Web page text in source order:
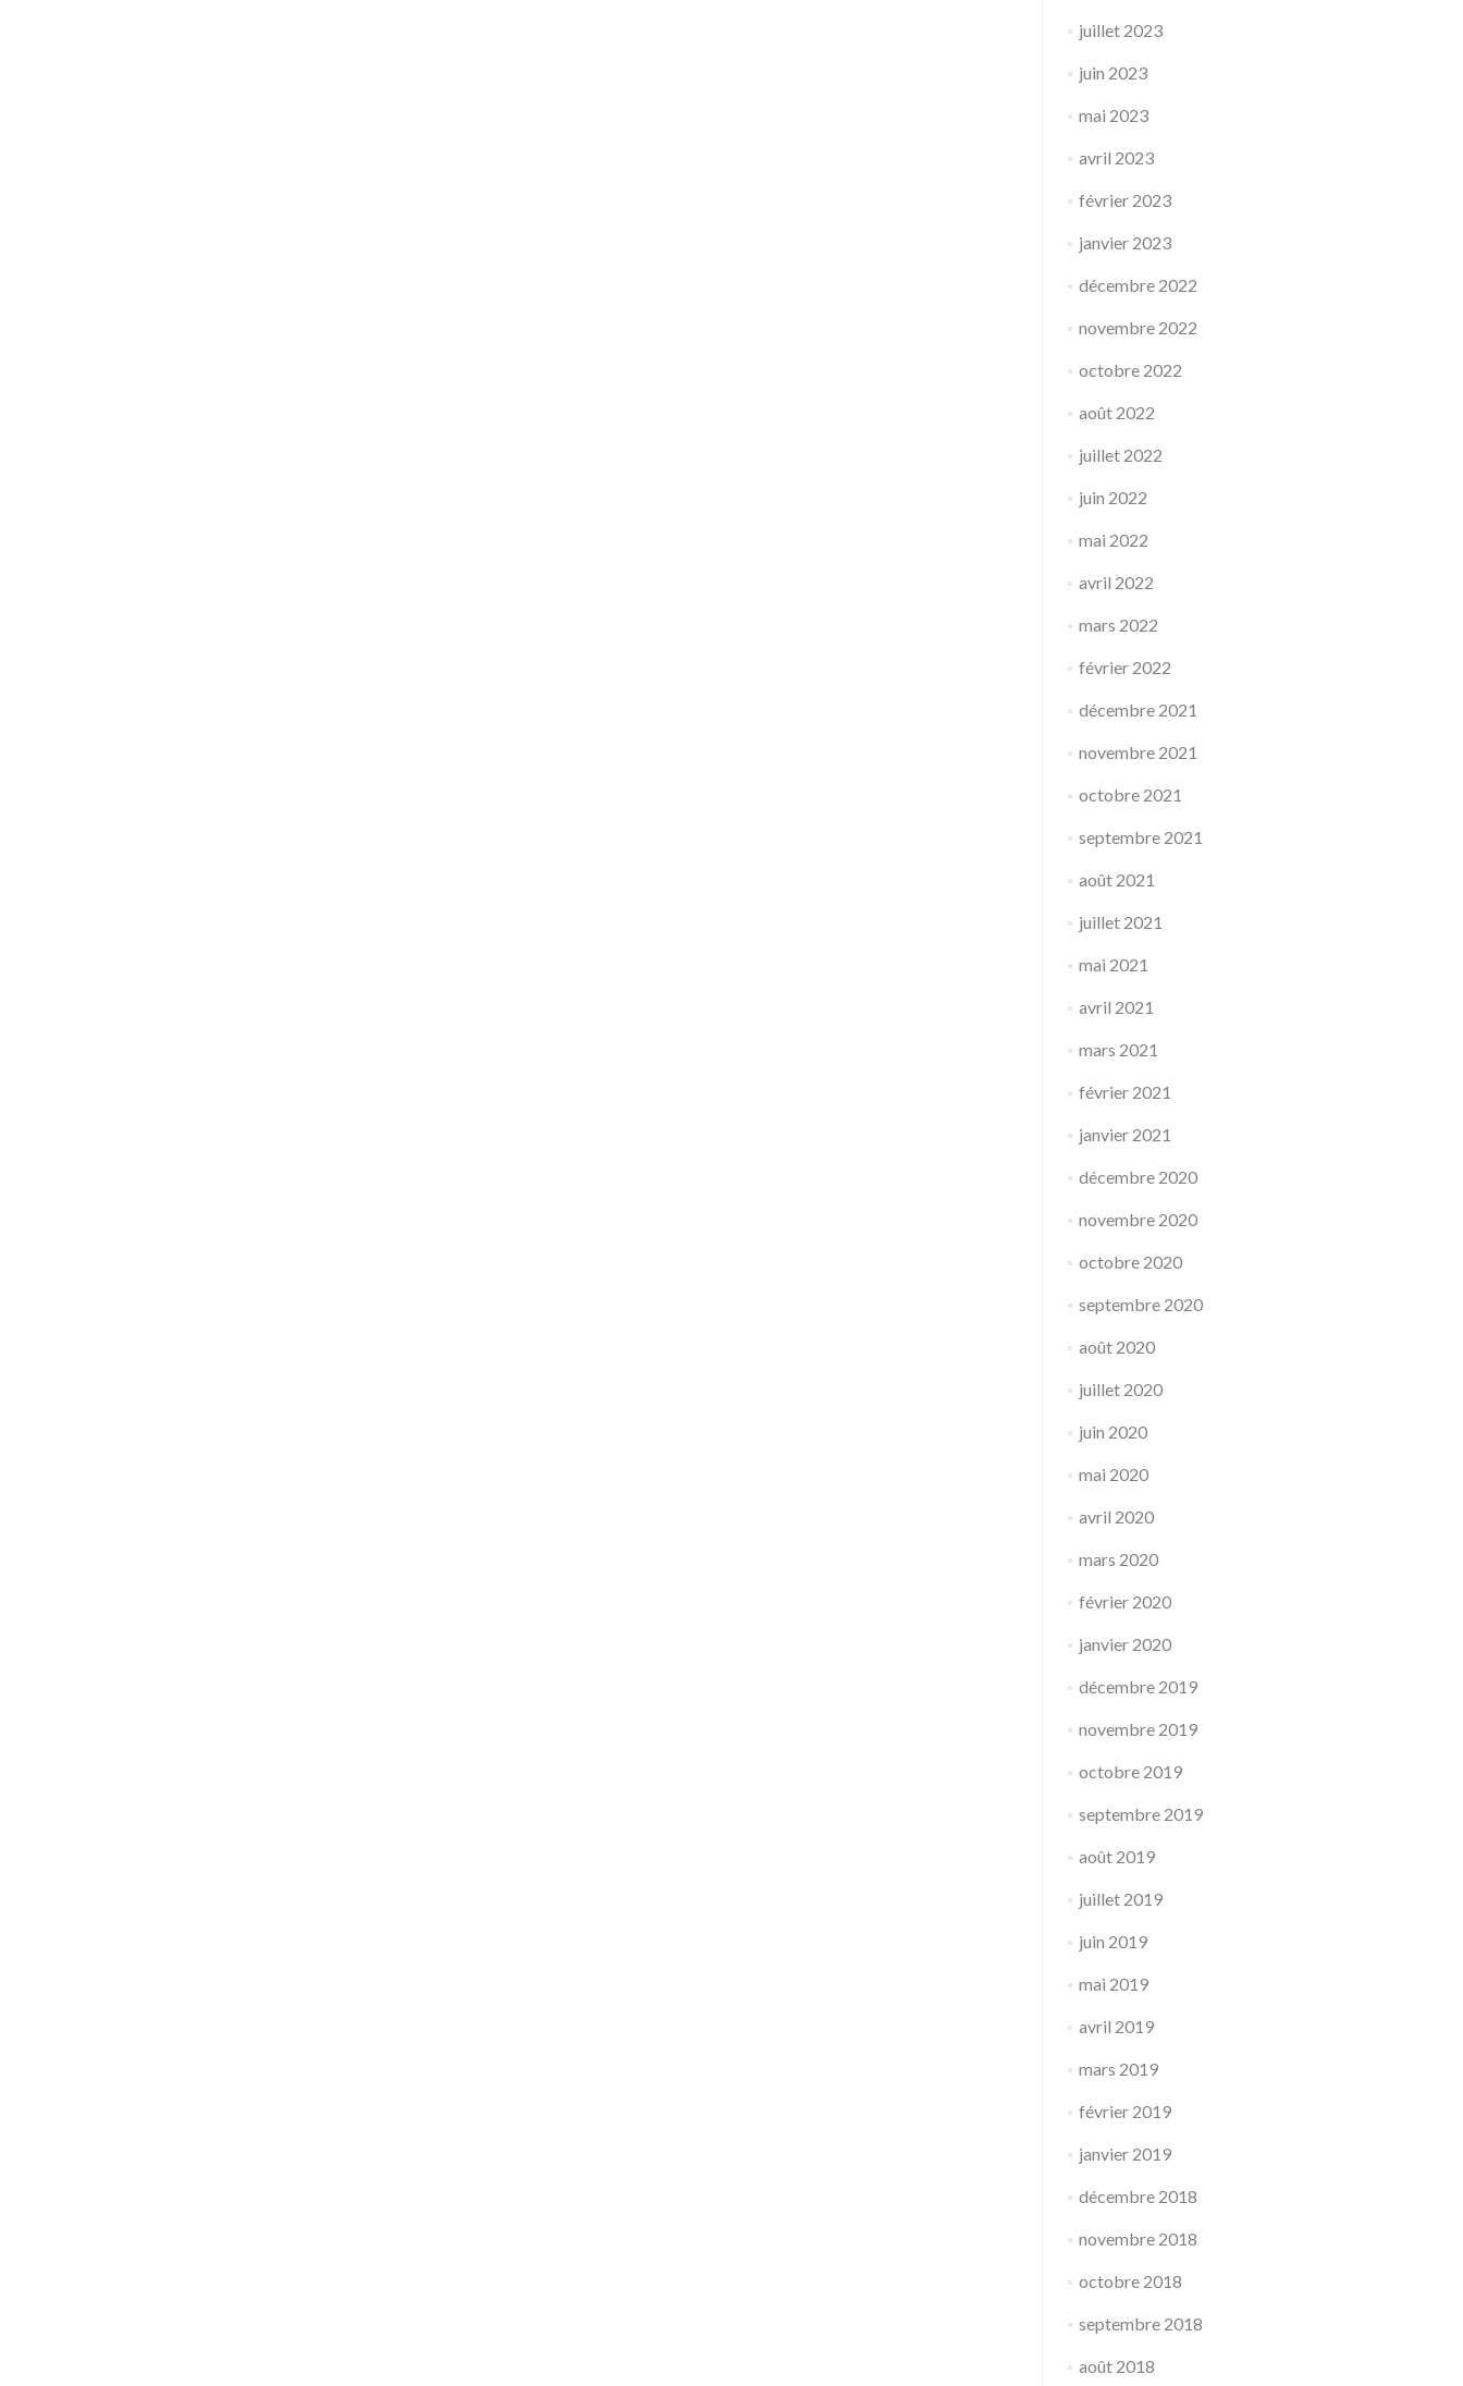
juillet 2023
juin 2023
mai 2023
avril 2023
février 2023
janvier 2023
décembre 2022
novembre 2022
octobre 2022
août 2022
juillet 2022
juin 2022
mai 2022
avril 2022
mars 2022
février 2022
décembre 2021
novembre 2021
octobre 2021
septembre 2021
août 2021
juillet 2021
mai 2021
avril 2021
mars 2021
février 2021
janvier 2021
décembre 2020
novembre 2020
octobre 2020
septembre 2020
août 2020
juillet 2020
juin 2020
mai 2020
avril 2020
mars 2020
février 2020
janvier 2020
décembre 2019
novembre 2019
octobre 2019
septembre 2019
août 2019
juillet 2019
juin 2019
mai 2019
avril 2019
mars 2019
février 2019
janvier 2019
décembre 2018
novembre 2018
octobre 2018
septembre 2018
août 2018